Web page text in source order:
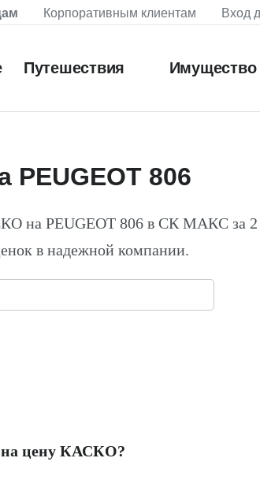
Корпоративным клиентам Вход
Путешествия Имущество
806
на PEUGEOT 806 в СК МАКС за
в надежной компании.
цену КАСКО?